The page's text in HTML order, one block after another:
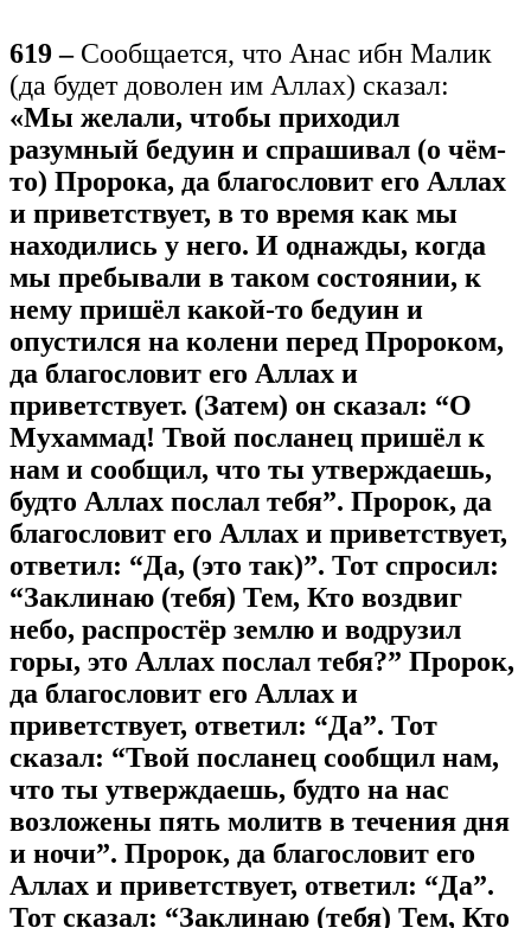
619 –Сообщается, что Анас ибн Малик
(да будет доволен им Аллах) сказал:
«Мы желали, чтобы приходил
разумный бедуин и спрашивал (о чём-
то) Пророка, да благословит его Аллах
и приветствует, в то время как мы
находились у него. И однажды, когда
мы пребывали в таком состоянии, к
нему пришёл какой-то бедуин и
опустился на колени перед Пророком,
да благословит его Аллах и
приветствует. (Затем) он сказал: “О
Мухаммад! Твой посланец пришёл к
нам и сообщил, что ты утверждаешь,
будто Аллах послал тебя”. Пророк, да
благословит его Аллах и приветствует,
ответил: “Да, (это так)”. Тот спросил:
“Заклинаю (тебя) Тем, Кто воздвиг
небо, распростёр землю и водрузил
горы, это Аллах послал тебя?” Пророк,
да благословит его Аллах и
приветствует, ответил: “Да”. Тот
сказал: “Твой посланец сообщил нам,
что ты утверждаешь, будто на нас
возложены пять молитв в течения дня
и ночи”. Пророк, да благословит его
Аллах и приветствует, ответил: “Да”.
Тот сказал: “Заклинаю (тебя) Тем, Кто